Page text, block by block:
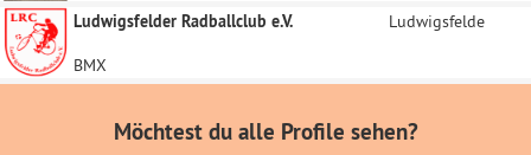
Ludwigsfelder Radballclub e.V.
Ludwigsfelde
BMX
Möchtest du alle Profile sehen?